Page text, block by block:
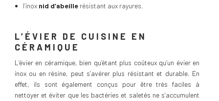
l’inox nid d’abeille résistant aux rayures.
L’ÉVIER DE CUISINE EN
CÉRAMIQUE
L’évier en céramique, bien qu’étant plus coûteux qu’un évier en
inox ou en résine, peut s’avérer plus résistant et durable. En
effet, ils sont également conçus pour être très faciles à
nettoyer et éviter que les bactéries et saletés ne s’accumulent